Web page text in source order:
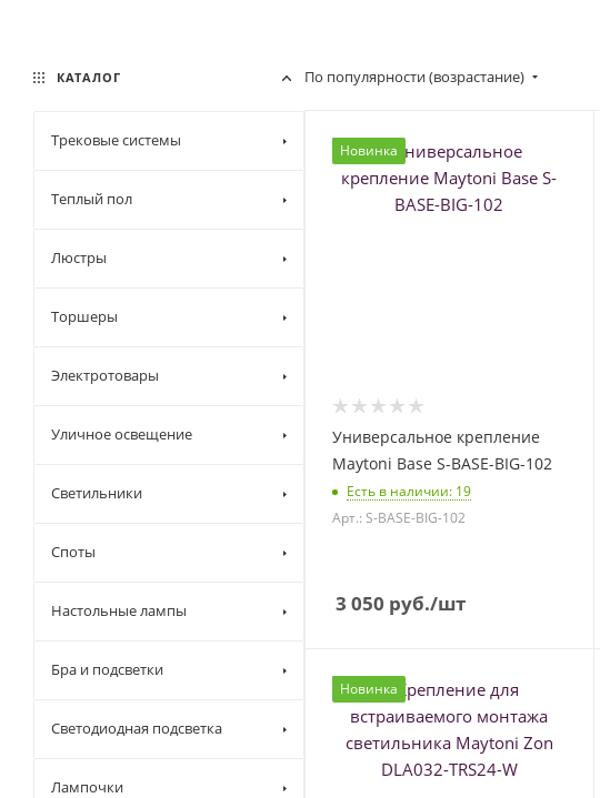
По популярности (возрастание)
Новинка
Универсальное крепление
Maytoni Base S-BASE-BIG-102
Есть в наличии: 19
Арт.: S-BASE-BIG-102
3 050 руб./шт
Новинка
КАТАЛОГ
Трековые системы
Теплый пол
Люстры
Торшеры
Электротовары
Уличное освещение
Светильники
Споты
Настольные лампы
Бра и подсветки
Светодиодная подсветка
Лампочки